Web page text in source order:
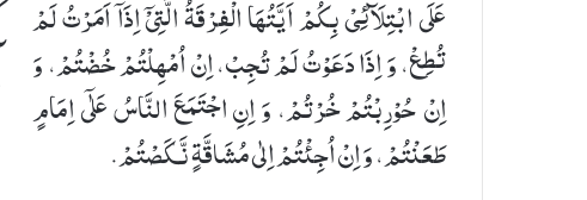
عَلَی ابْتِلَآئِیْ بِكُمْ اَیَّتُهَا الْفِرْقَةُ الَّتِیْۤ اِذَاۤ اَمَرْتُ لَمْ
تُطِعْ، وَ اِذَا دَعَوْتُ لَمْ تُجِبْ، اِنْ اُمْهِلْتُمْ خُضْتُمْ، وَ
اِنْ حُوْرِبْتُمْ خُرْتُمْ، وَ اِنِ اجْتَمَعَ النَّاسُ عَلٰۤی اِمَامٍ
طَعَنْتُمْ، وَ اِنْ اُجِئْتُمْ اِلٰی مُشَاقَّةٍ نَّكَصْتُمْ.